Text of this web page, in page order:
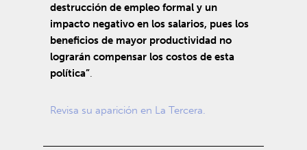
destrucción de empleo formal y un
impacto negativo en los salarios, pues los
beneficios de mayor productividad no
lograrán compensar los costos de esta
política”.
Revisa su aparición en La Tercera.